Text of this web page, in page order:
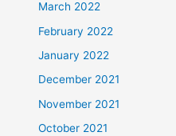
March 2022
February 2022
January 2022
December 2021
November 2021
October 2021